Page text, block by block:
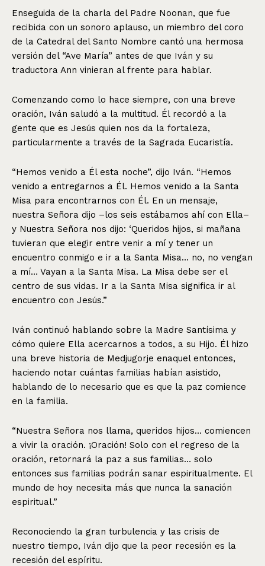
Enseguida de la charla del Padre Noonan, que fue
recibida con un sonoro aplauso, un miembro del coro
de la Catedral del Santo Nombre cantó una hermosa
versión del “Ave María” antes de que Iván y su
traductora Ann vinieran al frente para hablar.
Comenzando como lo hace siempre, con una breve
oración, Iván saludó a la multitud. Él recordó a la
gente que es Jesús quien nos da la fortaleza,
particularmente a través de la Sagrada Eucaristía.
“Hemos venido a Él esta noche”, dijo Iván. “Hemos
venido a entregarnos a Él. Hemos venido a la Santa
Misa para encontrarnos con Él. En un mensaje,
nuestra Señora dijo –los seis estábamos ahí con Ella–
y Nuestra Señora nos dijo: ‘Queridos hijos, si mañana
tuvieran que elegir entre venir a mí y tener un
encuentro conmigo e ir a la Santa Misa… no, no vengan
a mí… Vayan a la Santa Misa. La Misa debe ser el
centro de sus vidas. Ir a la Santa Misa significa ir al
encuentro con Jesús.”
Iván continuó hablando sobre la Madre Santísima y
cómo quiere Ella acercarnos a todos, a su Hijo. Él hizo
una breve historia de Medjugorje enaquel entonces,
haciendo notar cuántas familias habían asistido,
hablando de lo necesario que es que la paz comience
en la familia.
“Nuestra Señora nos llama, queridos hijos… comiencen
a vivir la oración. ¡Oración! Solo con el regreso de la
oración, retornará la paz a sus familias… solo
entonces sus familias podrán sanar espiritualmente. El
mundo de hoy necesita más que nunca la sanación
espiritual.”
Reconociendo la gran turbulencia y las crisis de
nuestro tiempo, Iván dijo que la peor recesión es la
recesión del espíritu.